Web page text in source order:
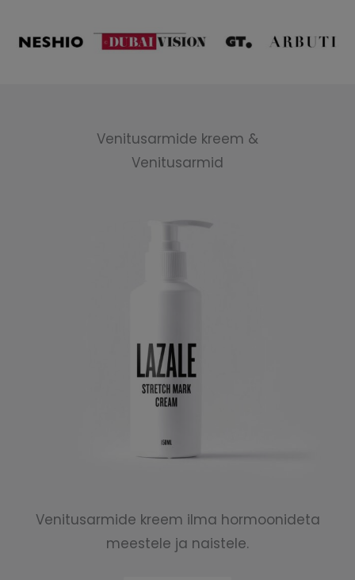
Venitusarmide kreem &
Venitusarmid
Venitusarmide kreem ilma hormoonideta
meestele ja naistele.